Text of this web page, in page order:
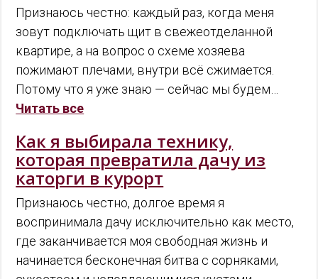
Признаюсь честно: каждый раз, когда меня
зовут подключать щит в свежеотделанной
квартире, а на вопрос о схеме хозяева
пожимают плечами, внутри всё сжимается.
Потому что я уже знаю — сейчас мы будем…
Читать все
Как я выбирала технику,
которая превратила дачу из
каторги в курорт
Признаюсь честно, долгое время я
воспринимала дачу исключительно как место,
где заканчивается моя свободная жизнь и
начинается бесконечная битва с сорняками,